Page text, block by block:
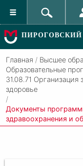
ПИРОГОВСКИЙ
Главная / Высшее
Образовательные
31.08.71 Организация
здоровье
/
Документы
здравоохранения и